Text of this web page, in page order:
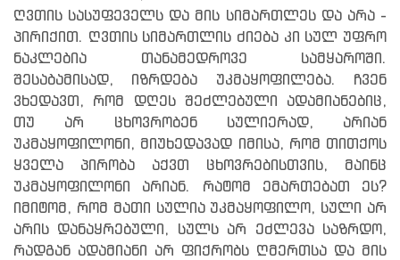
ღვთის სასუფეველს და მის სიმართლეს და არა -
პირიქით. ღვთის სიმართლის ძიება კი სულ უფრო
ნაკლებია თანამედროვე სამყაროში.
შესაბამისად, იზრდება უკმაყოფილება. ჩვენ
ვხედავთ, რომ დღეს შეძლებული ადამიანებიც,
თუ არ ცხოვრობენ სულიერად, არიან
უკმაყოფილონი, მიუხედავად იმისა, რომ თითქოს
ყველა პირობა აქვთ ცხოვრებისთვის, მაინც
უკმაყოფილონი არიან. რატომ ემართებათ ეს?
იმიტომ, რომ მათი სულია უკმაყოფილო, სული არ
არის დანაყრებული, სულს არ ეძლევა საზრდო,
რადგან ადამიანი არ ფიქრობს ღმერთსა და მის